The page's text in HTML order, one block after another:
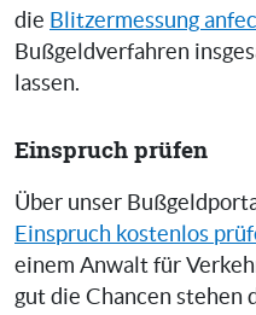
die Blitzermessung
Bußgeldverfahren
lassen.
Einspruch prüfen
Über unser
Einspruch kostenlos
einem Anwalt für
gut die Chancen stehen